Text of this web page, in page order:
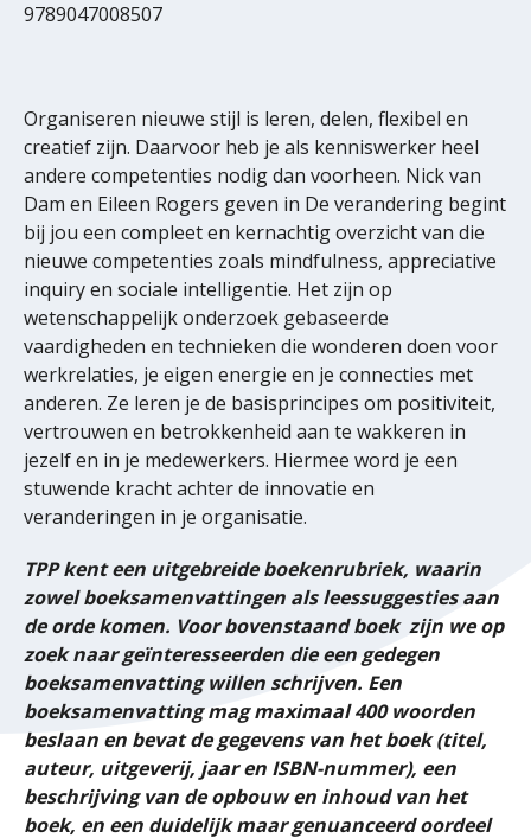
9789047008507
Organiseren nieuwe stijl is leren, delen, flexibel en
creatief zijn. Daarvoor heb je als kenniswerker heel
andere competenties nodig dan voorheen. Nick van
Dam en Eileen Rogers geven in De verandering begint
bij jou een compleet en kernachtig overzicht van die
nieuwe competenties zoals mindfulness, appreciative
inquiry en sociale intelligentie. Het zijn op
wetenschappelijk onderzoek gebaseerde
vaardigheden en technieken die wonderen doen voor
werkrelaties, je eigen energie en je connecties met
anderen. Ze leren je de basisprincipes om positiviteit,
vertrouwen en betrokkenheid aan te wakkeren in
jezelf en in je medewerkers. Hiermee word je een
stuwende kracht achter de innovatie en
veranderingen in je organisatie.
TPP kent een uitgebreide boekenrubriek, waarin
zowel boeksamenvattingen als leessuggesties aan
de orde komen. Voor bovenstaand boek zijn we op
zoek naar geïnteresseerden die een gedegen
boeksamenvatting willen schrijven. Een
boeksamenvatting mag maximaal 400 woorden
beslaan en bevat de gegevens van het boek (titel,
auteur, uitgeverij, jaar en ISBN-nummer), een
beschrijving van de opbouw en inhoud van het
boek, en een duidelijk maar genuanceerd oordeel